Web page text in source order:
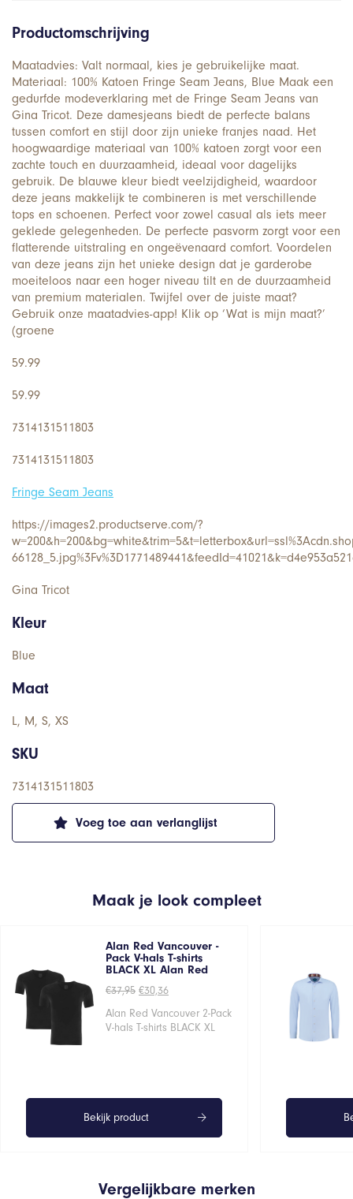
Voeg toe aan verlanglijst
Productomschrijving
Maatadvies: Valt normaal, kies je gebruikelijke maat.
Materiaal: 100% Katoen Fringe Seam Jeans, Blue Maak een
gedurfde modeverklaring met de Fringe Seam Jeans van
Gina Tricot. Deze damesjeans biedt de perfecte balans
tussen comfort en stijl door zijn unieke franjes naad. Het
hoogwaardige materiaal van 100% katoen zorgt voor een
zachte touch en duurzaamheid, ideaal voor dagelijks
gebruik. De blauwe kleur biedt veelzijdigheid, waardoor
deze jeans makkelijk te combineren is met verschillende
tops en schoenen. Perfect voor zowel casual als iets meer
geklede gelegenheden. De perfecte pasvorm zorgt voor een
flatterende uitstraling en ongeëvenaard comfort. Voordelen
van deze jeans zijn het unieke design dat je garderobe
moeiteloos naar een hoger niveau tilt en de duurzaamheid
van premium materialen. Twijfel over de juiste maat?
Gebruik onze maatadvies-app! Klik op ‘Wat is mijn maat?’
(groene
59.99
59.99
7314131511803
7314131511803
Fringe Seam Jeans
https://images2.productserve.com/?
Gina Tricot
Kleur
Blue
Maat
L, M, S, XS
SKU
7314131511803
Maak je look compleet
Alan Red Vancouver -
Pack V-hals T-shirts
BLACK XL Alan Red
€37,95 Oorspronkelijke
was:
€37,95.
€30,36Huidige
is:
€30,36.
Alan Red Vancouver 2-Pack
V-hals T-shirts BLACK XL
Bekijk product
Vergelijkbare merken